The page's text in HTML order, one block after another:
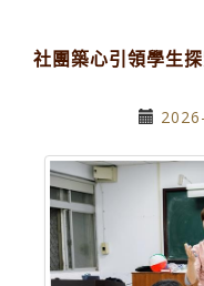
社團築心引領學生